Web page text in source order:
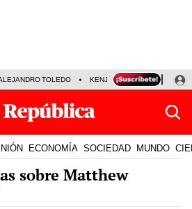
TOLEDO KENJI FUJIMORI
ECONOMÍA SOCIEDAD MUNDO
sobre Matthew